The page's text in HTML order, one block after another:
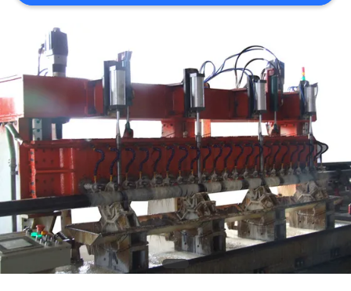
旅
行
品
質
管
理